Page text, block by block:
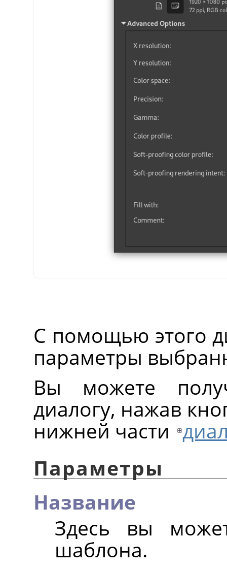
С помощью этого
параметры
Вы можете
диалогу, нажав
нижней части
Параметры
Название
Здесь вы
шаблона.